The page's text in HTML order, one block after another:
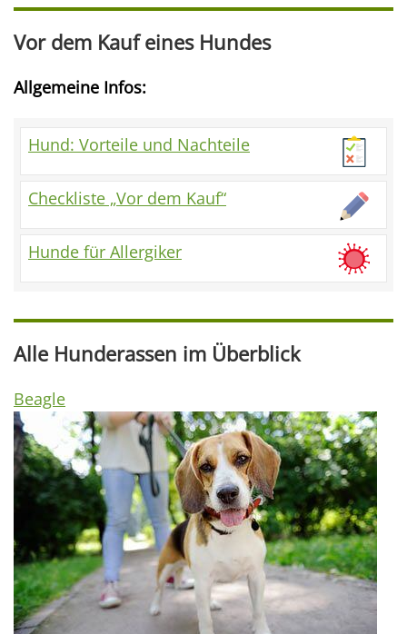
Vor dem Kauf eines Hundes
Allgemeine Infos:
Hund: Vorteile und Nachteile
Checkliste „Vor dem Kauf“
Hunde für Allergiker
Alle Hunderassen im Überblick
Beagle